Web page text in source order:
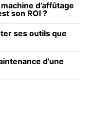
d’affûtage
son ROI ?
ses outils que
d’une